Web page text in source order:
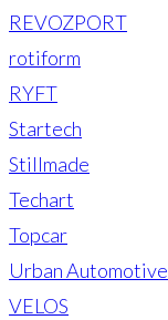
REVOZPORT
rotiform
RYFT
Startech
Stillmade
Techart
Topcar
Urban Automotive
VELOS